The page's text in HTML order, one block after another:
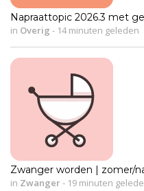
Napraattopic 2026.3 met
in Overig - 14 minuten geleden
Zwanger worden | zomer/
in Zwanger- 19 minuten